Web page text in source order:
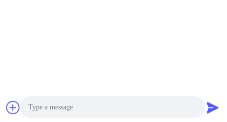
Πολιτική απορρήτου